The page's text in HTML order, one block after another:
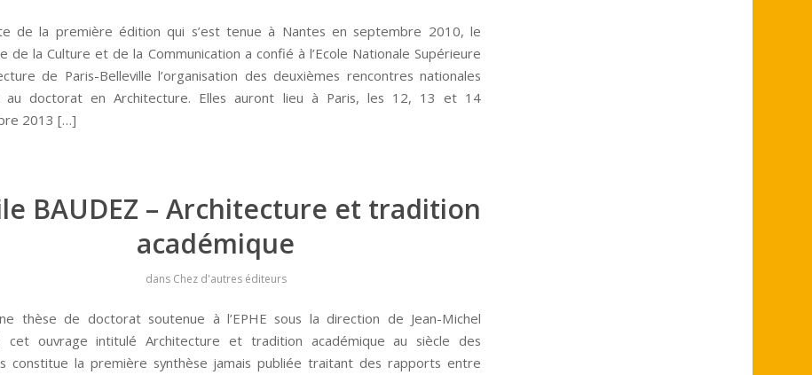
de la première édition qui s’est tenue à Nantes en septembre 2010, le
de la Culture et de la Communication a confié à l’Ecole Nationale Supérieure
de Paris-Belleville l’organisation des deuxièmes rencontres nationales
au doctorat en Architecture. Elles auront lieu à Paris, les 12, 13 et 14
2013 […]
BAUDEZ – Architecture et tradition
académique
dans Chez d'autres éditeurs
thèse de doctorat soutenue à l’EPHE sous la direction de Jean-Michel
cet ouvrage intitulé Architecture et tradition académique au siècle des
constitue la première synthèse jamais publiée traitant des rapports entre